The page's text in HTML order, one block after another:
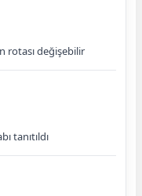
rotası değişebilir
tanıtıldı